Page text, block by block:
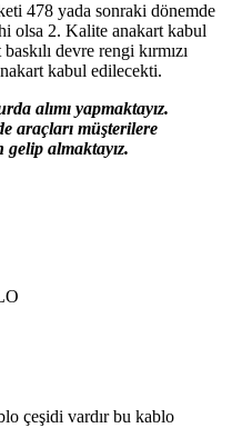
478 yada sonraki dönemde
olsa 2. Kalite anakart kabul
devre rengi kırmızı
kabul edilecekti.
alımı yapmaktayız.
araçları müşterilere
almaktayız.
çeşidi vardır bu kablo